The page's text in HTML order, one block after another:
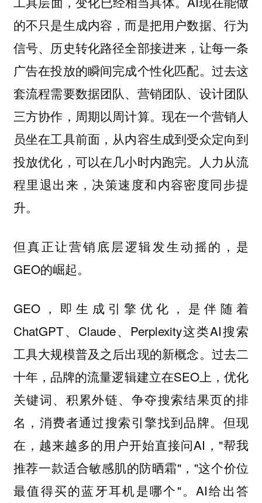
的不只是生成内容，而是把用户数据、行为
信号、历史转化路径全部接进来，让每一条
广告在投放的瞬间完成个性化匹配。过去这
套流程需要数据团队、营销团队、设计团队
三方协作，周期以周计算。现在一个营销人
员坐在工具前面，从内容生成到受众定向到
投放优化，可以在几小时内跑完。人力从流
程里退出来，决策速度和内容密度同步提
升。
但真正让营销底层逻辑发生动摇的，是
GEO的崛起。
GEO，即生成引擎优化，是伴随着
ChatGPT、Claude、Perplexity这类AI搜索
工具大规模普及之后出现的新概念。过去二
十年，品牌的流量逻辑建立在SEO上，优化
关键词、积累外链、争夺搜索结果页的排
名，消费者通过搜索引擎找到品牌。但现
在，越来越多的用户开始直接问AI，"帮我
推荐一款适合敏感肌的防晒霜"，"这个价位
最值得买的蓝牙耳机是哪个"。AI给出答